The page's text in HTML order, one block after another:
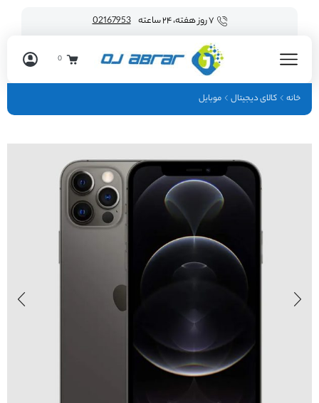
۷ روز هفته، ۲۴ ساعته 02167953
0
خانه کالای دیجیتال موبایل